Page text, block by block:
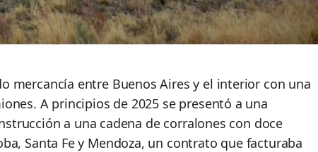
mercancía entre Buenos Aires y el interior con una
A principios de 2025 se presentó a una
a una cadena de corralones con doce
Santa Fe y Mendoza, un contrato que facturaba